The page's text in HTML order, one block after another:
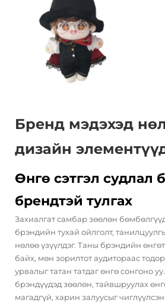
Бренд мэдэхэд
дизайн
Өнгө сэтгэл судлал
брендтэй тулгах
Захиалгат самбар зөөлөн
брэндийн тухай ойлголт,
нөлөө үзүүлдэг. Таны брэндийн
байх, мөн зорилтот аудитораас
урвалыг татан татдаг өнгө сонгоно
брэндүүдэд зөөлөн, тайвшруулах
магадгүй, харин залуусыг